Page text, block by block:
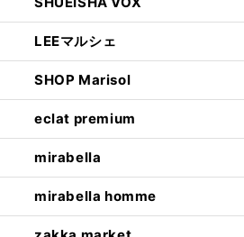
LEEマルシェ
SHOP Marisol
eclat premium
mirabella
mirabella homme